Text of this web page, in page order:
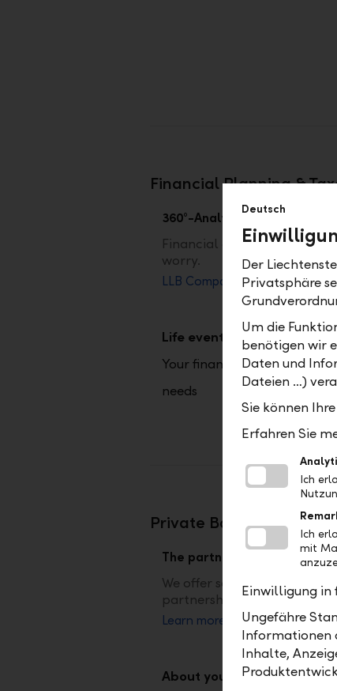
Financial Planning &
360°-Analysis
Financial and pension
worry.
LLB Compass
Life events
Your financial and pension
needs
Private Banking
The partner at your side
We offer security, excellent
partnership. Get to know us
Learn more
About your values
Deutsch
Der
Privatsphäre
Um die
benötigen wir
Daten und
Dateien …)
Sie können
Erfahren Sie
Ich
Ich
mit
Einwilligung in
Ungefähre
Informationen
Inhalte,